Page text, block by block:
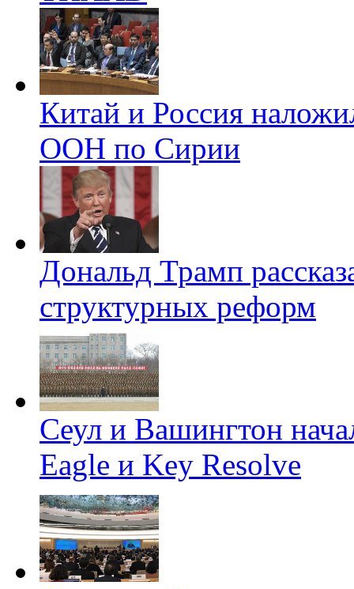
Китай и Россия
ООН по Сирии
Дональд Трамп
структурных реформ
Сеул и Вашингтон
Eagle и Key Resolve